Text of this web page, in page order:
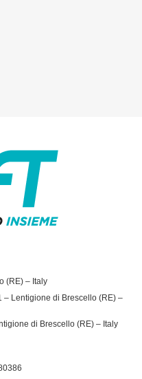
(RE) – Italy
– Lentigione di Brescello (RE) –
di Brescello (RE) – Italy